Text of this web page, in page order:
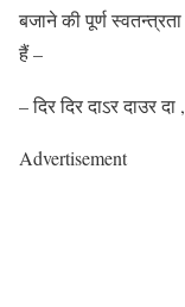
बजाने की पूर्ण
हैं –
– दिर दिर दाऽर दाउर
Advertisement